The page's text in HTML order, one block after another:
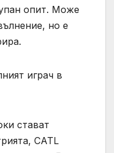
опит. Може
но е
играч в
стават
CATL